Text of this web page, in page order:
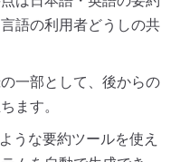
語の利用者どうしの共
一部として、後からの
ます。
うな要約ツールを使え